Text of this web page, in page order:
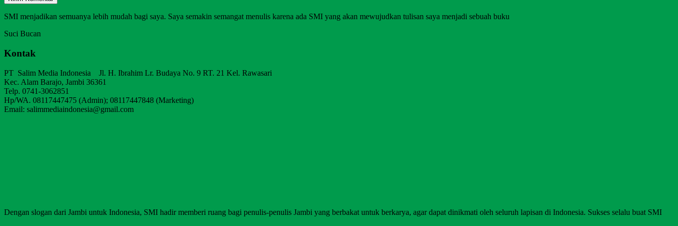
SMI menjadikan semuanya lebih mudah bagi saya. Saya semakin semangat menulis karena ada SMI yang akan mewujudkan tulisan saya menjadi sebuah buku
Suci Bucan
Kontak
PT Salim Media Indonesia Jl. H. Ibrahim Lr. Budaya No. 9 RT. 21 Kel. Rawasari
Kec. Alam Barajo, Jambi 36361
Telp. 0741-3062851
Hp/WA. 08117447475 (Admin); 08117447848 (Marketing)
Email: salimmediaindonesia@gmail.com
Dengan slogan dari Jambi untuk Indonesia, SMI hadir memberi ruang bagi penulis-penulis Jambi yang berbakat untuk berkarya, agar dapat dinikmati oleh seluruh lapisan di Indonesia. Sukses selalu buat SMI